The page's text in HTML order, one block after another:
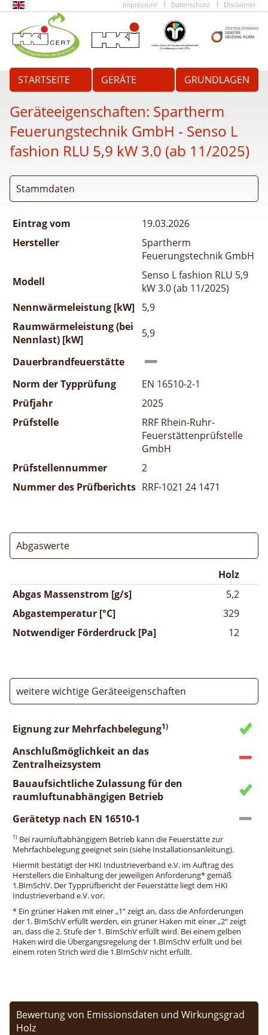
Impressum Datenschutz Disclaimer
STARTSEITE GERÄTE GRUNDLAGEN
Geräteeigenschaften: Spartherm
Feuerungstechnik GmbH - Senso L
fashion RLU 5,9 kW 3.0 (ab 11/2025)
Stammdaten
Eintrag vom
19.03.2026
Hersteller
Spartherm
Feuerungstechnik GmbH
Modell
Senso L fashion RLU 5,9
kW 3.0 (ab 11/2025)
Nennwärmeleistung [kW] 5,9
Raumwärmeleistung (bei
Nennlast) [kW]
5,9
Dauerbrandfeuerstätte
Norm der Typprüfung
EN 16510-2-1
Prüfjahr
2025
Prüfstelle
RRF Rhein-Ruhr-
Feuerstättenprüfstelle
GmbH
Prüfstellennummer
2
Nummer des Prüfberichts RRF-1021 24 1471
Abgaswerte
Holz
Abgas Massenstrom [g/s]
5,2
Abgastemperatur [°C]
329
Notwendiger Förderdruck [Pa]
12
weitere wichtige Geräteeigenschaften
Eignung zur Mehrfachbelegung1)
Anschlußmöglichkeit an das
Zentralheizsystem
Bauaufsichtliche Zulassung für den
raumluftunabhängigen Betrieb
Gerätetyp nach EN 16510-1
1) Bei raumluftabhängigem Betrieb kann die Feuerstätte zur
Mehrfachbelegung geeignet sein (siehe Installationsanleitung).
Hiermit bestätigt der HKI Industrieverband e.V. im Auftrag des
Herstellers die Einhaltung der jeweiligen Anforderung* gemäß
1.BImSchV. Der Typprüfbericht der Feuerstätte liegt dem HKI
Industrieverband e.V. vor.
* Ein grüner Haken mit einer „1“ zeigt an, dass die Anforderungen
der 1. BImSchV erfüllt werden, ein grüner Haken mit einer „2“ zeigt
an, dass die 2. Stufe der 1. BImSchV erfüllt wird. Bei einem gelben
Haken wird die Übergangsregelung der 1.BImSchV erfüllt und bei
einem roten Strich wird die 1.BImSchV nicht erfüllt.
Bewertung von Emissionsdaten und Wirkungsgrad
Holz